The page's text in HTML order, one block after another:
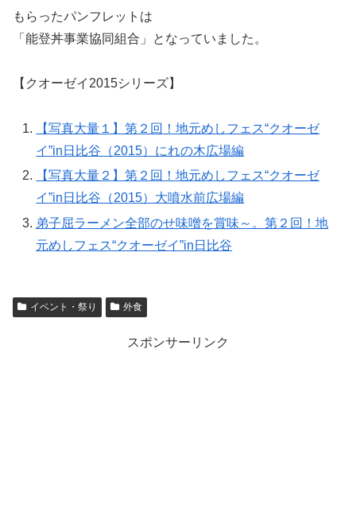
もらったパンフレットは
「能登丼事業協同組合」となっていました。
【クオーゼイ2015シリーズ】
【写真大量１】第２回！地元めしフェス“クオーゼ
イ”in日比谷（2015）にれの木広場編
【写真大量２】第２回！地元めしフェス“クオーゼ
イ”in日比谷（2015）大噴水前広場編
弟子屈ラーメン全部のせ味噌を賞味～。第２回！地
元めしフェス“クオーゼイ”in日比谷
イベント・祭り 外食
スポンサーリンク